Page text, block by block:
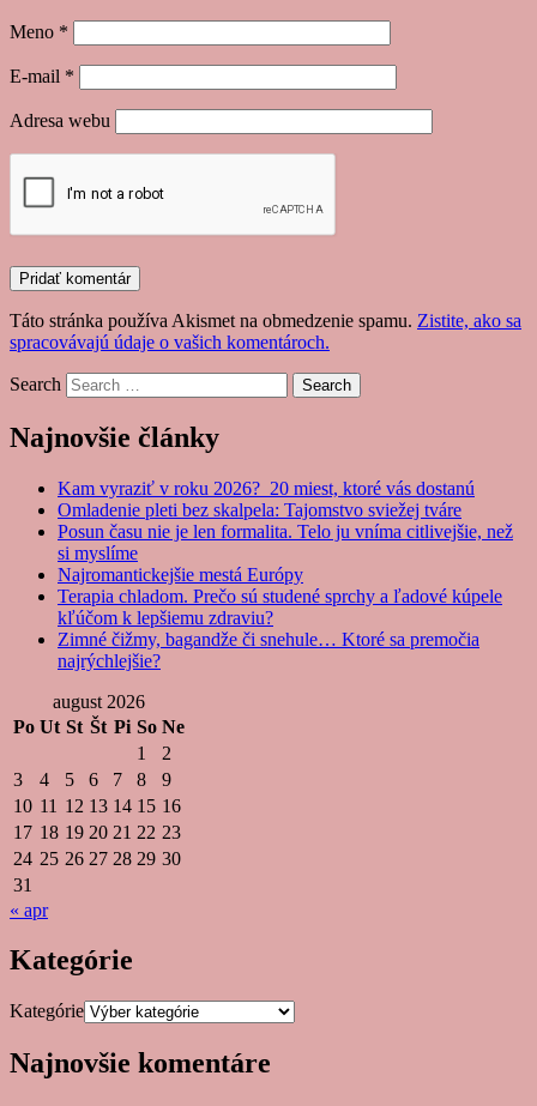
Meno *
E-mail *
Adresa webu
Táto stránka používa Akismet na obmedzenie spamu. Zistite, ako sa
spracovávajú údaje o vašich komentároch.
Search
Najnovšie články
Kam vyraziť v roku 2026? 20 miest, ktoré vás dostanú
Omladenie pleti bez skalpela: Tajomstvo sviežej tváre
Posun času nie je len formalita. Telo ju vníma citlivejšie, než
si myslíme
Najromantickejšie mestá Európy
Terapia chladom. Prečo sú studené sprchy a ľadové kúpele
kľúčom k lepšiemu zdraviu?
Zimné čižmy, bagandže či snehule… Ktoré sa premočia
najrýchlejšie?
august 2026
Po Ut St Št Pi So Ne
1
2
3
4 5 6 7 8
9
10 11 12 13 14 15 16
17 18 19 20 21 22 23
24 25 26 27 28 29 30
31
« apr
Kategórie
Kategórie
Najnovšie komentáre